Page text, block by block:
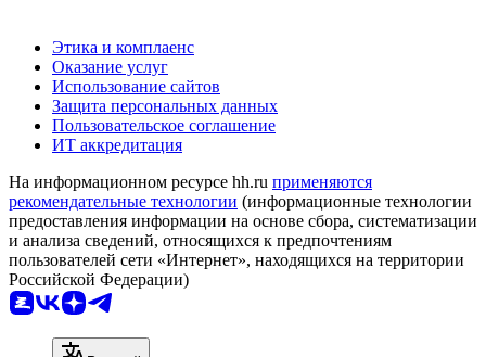
Этика и комплаенс
Оказание услуг
Использование сайтов
Защита персональных данных
Пользовательское соглашение
ИТ аккредитация
На информационном ресурсе hh.ru применяются
рекомендательные технологии (информационные технологии
предоставления информации на основе сбора, систематизации
и анализа сведений, относящихся к предпочтениям
пользователей сети «Интернет», находящихся на территории
Российской Федерации)